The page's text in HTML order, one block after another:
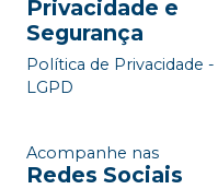
Privacidade e
Segurança
Política de Privacidade -
LGPD
Acompanhe nas
Redes Sociais